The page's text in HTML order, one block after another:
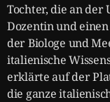
Tochter, die an der
Dozentin und
der Biologe und
italienische
erklärte auf der
die ganze